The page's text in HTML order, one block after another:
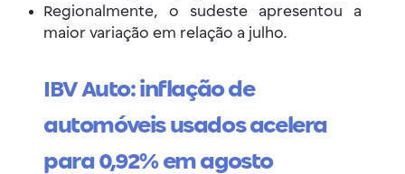
Regionalmente, o sudeste apresentou a
maior variação em relação a julho.
IBV Auto: inflação de
automóveis usados acelera
para 0,92% em agosto